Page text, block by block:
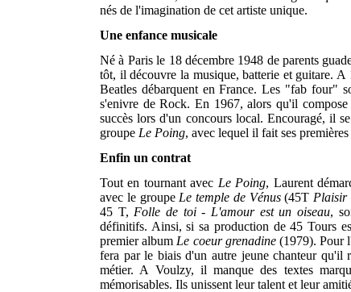
nés de l'imagination de cet artiste unique.
Une enfance musicale
Né à Paris le 18 décembre 1948 de parents
tôt, il découvre la musique, batterie et guitare.
Beatles débarquent en France. Les "fab four"
s'enivre de Rock. En 1967, alors qu'il compose
succès lors d'un concours local. Encouragé, il
groupe Le Poing, avec lequel il fait ses
Enfin un contrat
Tout en tournant avec Le Poing, Laurent
avec le groupe Le temple de Vénus(45T Plaisir
45 T, Folle de toi - L'amour est un oiseau,
définitifs. Ainsi, si sa production de 45 Tours
premier album Le coeur grenadine(1979). Pour
fera par le biais d'un autre jeune chanteur qu'il
métier. A Voulzy, il manque des textes
mémorisables. Ils unissent leur talent et leur